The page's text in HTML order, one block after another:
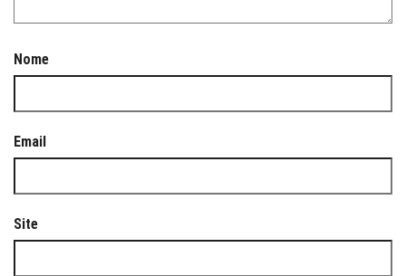
Nome
Email
Site